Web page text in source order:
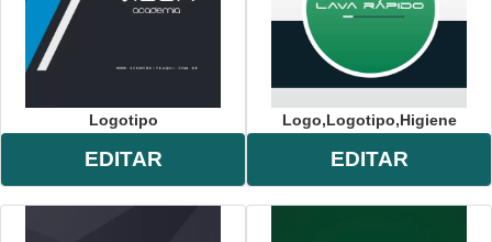
Logotipo
EDITAR
Logo,logotipo,higiene
EDITAR